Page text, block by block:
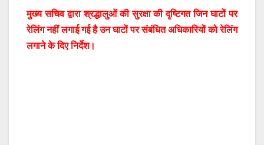
मुख्य सचिव द्वारा श्रद्धालुओं की सुरक्षा की दृष्टिगत जिन घाटों पर
रेलिंग नहीं लगाई गई है उन घाटों पर संबंधित अधिकारियों को रेलिंग
लगाने के दिए निर्देश।